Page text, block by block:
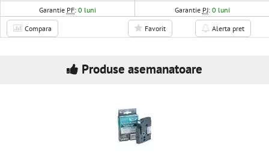
Garantie PF:0 luni Garantie PJ: 0 luni
Compara Favorit Alerta pret
Produse asemanatoare